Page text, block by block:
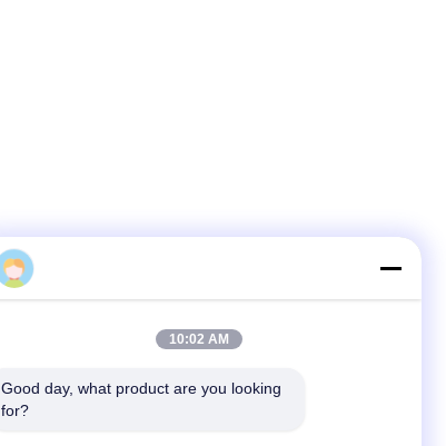
10:02 AM
Good day, what product are you looking
for?